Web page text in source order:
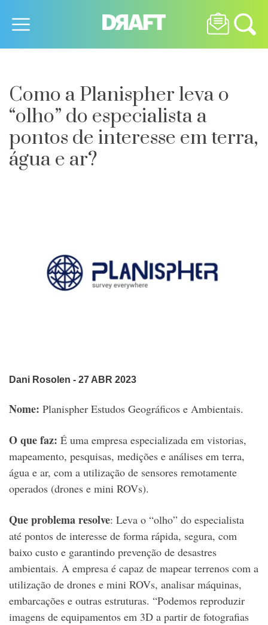
Como a Planispher leva o
“olho” do especialista a
pontos de interesse em terra,
água e ar?
Dani Rosolen - 27 ABR 2023
Nome: Planispher Estudos Geográficos e Ambientais.
O que faz: É uma empresa especializada em vistorias,
mapeamento, pesquisas, medições e análises em terra,
água e ar, com a utilização de sensores remotamente
operados (drones e mini ROVs).
Que problema resolve: Leva o “olho” do especialista
até pontos de interesse de forma rápida, segura, com
baixo custo e garantindo prevenção de desastres
ambientais. A empresa é capaz de mapear terrenos com a
utilização de drones e mini ROVs, analisar máquinas,
embarcações e outras estruturas. “Podemos reproduzir
imagens de equipamentos em 3D a partir de fotografias